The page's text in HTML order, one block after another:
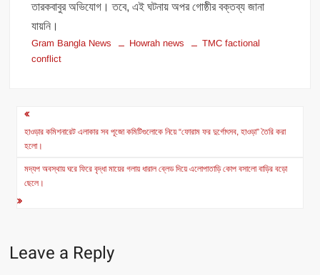
তারকবাবুর অভিযোগ। তবে, এই ঘটনায় অপর গোষ্ঠীর বক্তব্য জানা
যায়নি।
Gram Bangla News Howrah news
TMC factional
conflict
Post
navigation
হাওড়ার কমিশনারেট এলাকার সব পূজো কমিটিগুলোকে নিয়ে “ফোরাম ফর দুর্গোৎসব, হাওড়া” তৈরি করা
হলো।
মদ্যপ অবস্থায় ঘরে ফিরে বৃদ্ধা মায়ের গলায় ধারাল ব্লেড দিয়ে এলোপাতাড়ি কোপ বসালো বাড়ির বড়ো
ছেলে।
Leave a Reply